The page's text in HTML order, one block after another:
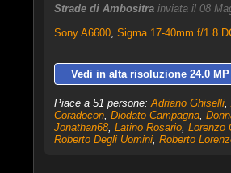
Strade di Ambositra inviata il 08
Sony A6600, Sigma 17-40mm f/1.8
Vedi in alta risoluzione 24.0 MP
Piace a 51 persone:Adriano Ghiselli,
Coradocon, Diodato Campagna,
Jonathan68, Latino Rosario, Lorenzo
Roberto Degli Uomini, Roberto